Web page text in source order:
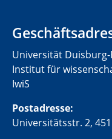
Universität Duisburg-
Institut für
IwiS
Postadresse:
Universitätsstr. 2,